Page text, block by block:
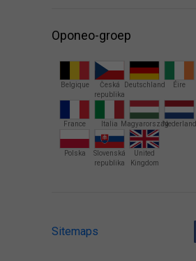
Oponeo-groep
Belgique
Česká
republika
Deutschland Éire
France Italia MagyarországNederland
Polska
Slovenská
republika
United
Kingdom
Sitemaps